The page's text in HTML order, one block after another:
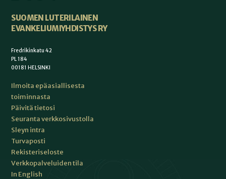
SUOMEN LUTERILAINEN
EVANKELIUMIYHDISTYS RY
Fredrikinkatu 42
PL 184
00181 HELSINKI
Ilmoita epäasiallisesta
toiminnasta
Päivitä tietosi
Seuranta verkkosivustolla
Sleyn intra
Turvaposti
Rekisteriseloste
Verkkopalveluiden tila
In English